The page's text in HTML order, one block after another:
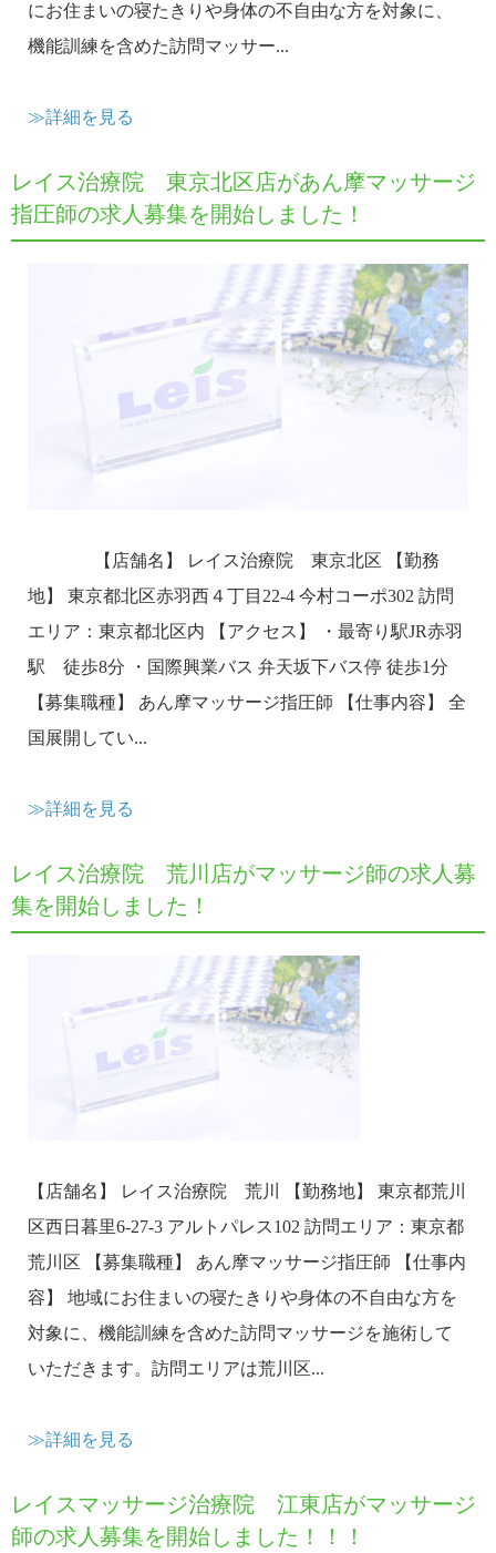
にお住まいの寝たきりや身体の不自由な方を対象に、
機能訓練を含めた訪問マッサー...
≫詳細を見る
レイス治療院 東京北区店があん摩マッサージ
指圧師の求人募集を開始しました！
【店舗名】 レイス治療院 東京北区 【勤務
地】 東京都北区赤羽西４丁目22-4 今村コーポ302 訪問
エリア：東京都北区内 【アクセス】 ・最寄り駅JR赤羽
駅 徒歩8分 ・国際興業バス 弁天坂下バス停 徒歩1分
【募集職種】 あん摩マッサージ指圧師 【仕事内容】 全
国展開してい...
≫詳細を見る
レイス治療院 荒川店がマッサージ師の求人募
集を開始しました！
【店舗名】 レイス治療院 荒川 【勤務地】 東京都荒川
区西日暮里6-27-3 アルトパレス102 訪問エリア：東京都
荒川区 【募集職種】 あん摩マッサージ指圧師 【仕事内
容】 地域にお住まいの寝たきりや身体の不自由な方を
対象に、機能訓練を含めた訪問マッサージを施術して
いただきます。訪問エリアは荒川区...
≫詳細を見る
レイスマッサージ治療院 江東店がマッサージ
師の求人募集を開始しました！！！